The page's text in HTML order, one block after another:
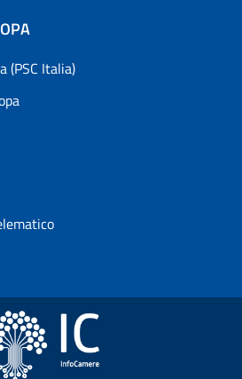
(PSC Italia)